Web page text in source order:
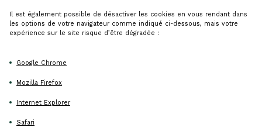
Il est également possible de désactiver les cookies en vous rendant dans
les options de votre navigateur comme indiqué ci-dessous, mais votre
expérience sur le site risque d’être dégradée :
Google Chrome
Mozilla Firefox
Internet Explorer
Safari